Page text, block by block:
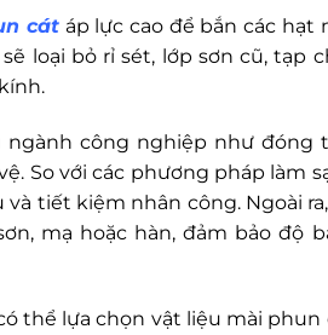
cátáp lực cao để bắn các hạt
loại bỏ rỉ sét, lớp sơn cũ, tạp
công nghiệp như đóng
So với các phương pháp làm
tiết kiệm nhân công. Ngoài
mạ hoặc hàn, đảm bảo độ
thể lựa chọn vật liệu mài phun